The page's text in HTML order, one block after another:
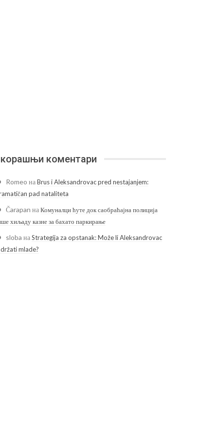
коментари
Romeo наBrus i Aleksandrovac pred nestajanjem:
pad nataliteta
Čarapan наКомуналци ћуте док саобраћајна полиција
хиљаду казне за бахато паркирање
sloba наStrategija za opstanak: Može li Aleksandrovac
mlade?